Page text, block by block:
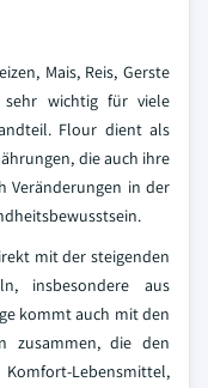
Mais, Reis, Gerste
wichtig für viele
Flour dient als
die auch ihre
Veränderungen in der
mit der steigenden
insbesondere aus
kommt auch mit den
zusammen, die den
Komfort-Lebensmittel,